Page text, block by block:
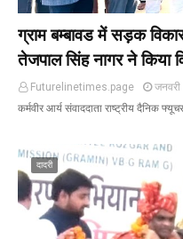
ग्राम बम्बावड में सड़क
तेजपाल सिंह नागर ने किया
Futurelinetimes.page
कर्मवीर आर्य संवाददाता राष्ट्रीय दैनिक
दादरी